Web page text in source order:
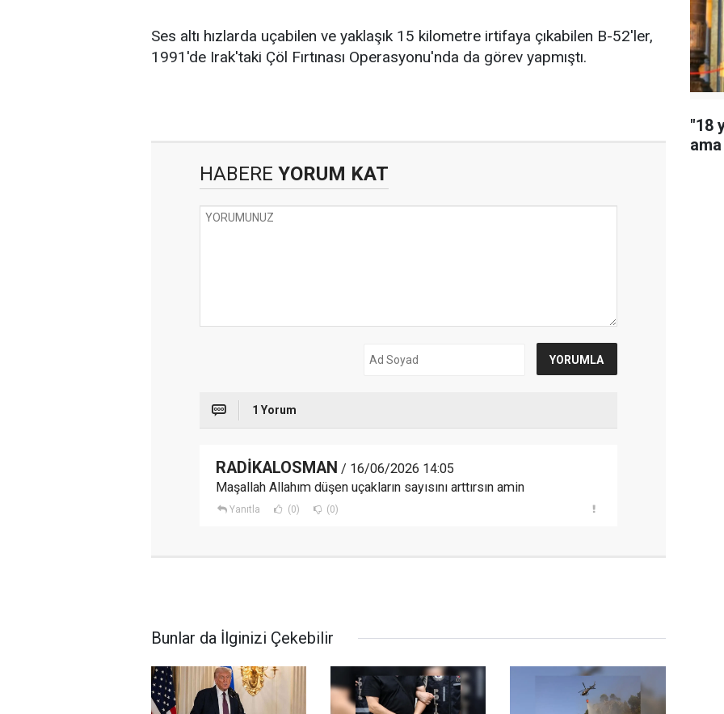
Ses altı hızlarda uçabilen ve yaklaşık 15 kilometre irtifaya çıkabilen B-52'ler,
1991'de Irak'taki Çöl Fırtınası Operasyonu'nda da görev yapmıştı.
HABERE YORUM KAT
1 Yorum
RADİKALOSMAN / 16/06/2026 14:05
Maşallah Allahım düşen uçakların sayısını arttırsın amin
Yanıtla (0) (0)
Bunlar da İlginizi Çekebilir
"18